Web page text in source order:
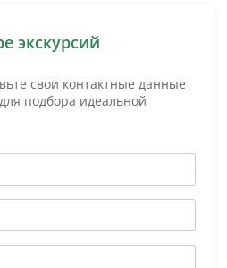
экскурсий
свои контактные данные
подбора идеальной